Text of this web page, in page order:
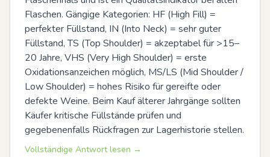
Flaschen. Gängige Kategorien: HF (High Fill) =
perfekter Füllstand, IN (Into Neck) = sehr guter
Füllstand, TS (Top Shoulder) = akzeptabel für >15–
20 Jahre, VHS (Very High Shoulder) = erste
Oxidationsanzeichen möglich, MS/LS (Mid Shoulder /
Low Shoulder) = hohes Risiko für gereifte oder
defekte Weine. Beim Kauf älterer Jahrgänge sollten
Käufer kritische Füllstände prüfen und
gegebenenfalls Rückfragen zur Lagerhistorie stellen.
Vollständige Antwort lesen →